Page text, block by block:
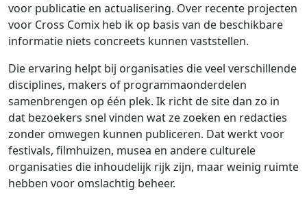
voor publicatie en actualisering. Over recente projecten
voor Cross Comix heb ik op basis van de beschikbare
informatie niets concreets kunnen vaststellen.
Die ervaring helpt bij organisaties die veel verschillende
disciplines, makers of programmaonderdelen
samenbrengen op één plek. Ik richt de site dan zo in
dat bezoekers snel vinden wat ze zoeken en redacties
zonder omwegen kunnen publiceren. Dat werkt voor
festivals, filmhuizen, musea en andere culturele
organisaties die inhoudelijk rijk zijn, maar weinig ruimte
hebben voor omslachtig beheer.